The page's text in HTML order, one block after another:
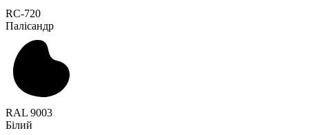
RC-720
Палісандр
RAL 9003
Білий